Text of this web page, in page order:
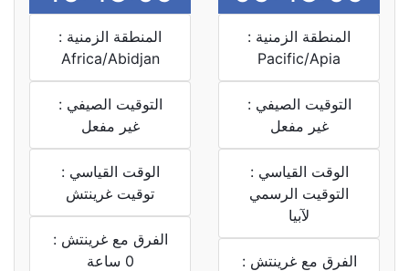
المنطقة الزمنية :
Pacific/Apia
التوقيت الصيفي :
غير مفعل
الوقت القياسي :
التوقيت الرسمي
لآبيا
الفرق مع غرينتش :
المنطقة الزمنية :
Africa/Abidjan
التوقيت الصيفي :
غير مفعل
الوقت القياسي :
توقيت غرينتش
الفرق مع غرينتش :
0 ساعة